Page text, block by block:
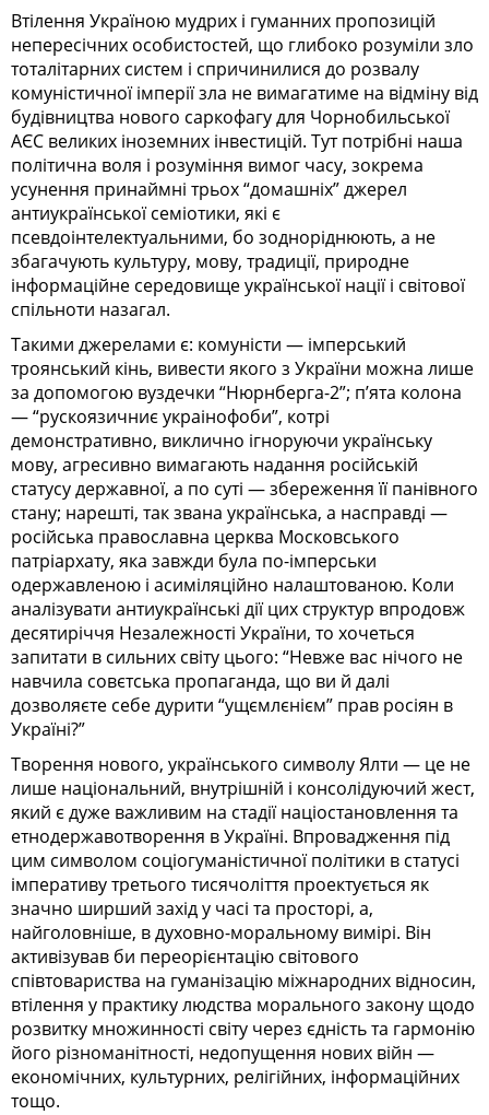
Втілення Україною мудрих і гуманних пропозицій
непересічних особистостей, що глибоко розуміли зло
тоталітарних систем і спричинилися до розвалу
комуністичної імперії зла не вимагатиме на відміну від
будівництва нового саркофагу для Чорнобильської
АЄС великих іноземних інвестицій. Тут потрібні наша
політична воля і розуміння вимог часу, зокрема
усунення принаймні трьох “домашніх” джерел
антиукраїнської семіотики, які є
псевдоінтелектуальними, бо зодноріднюють, а не
збагачують культуру, мову, традиції, природне
інформаційне середовище української нації і світової
спільноти назагал.
Такими джерелами є: комуністи — імперський
троянський кінь, вивести якого з України можна лише
за допомогою вуздечки “Нюрнберга-2”; п’ята колона
— “рускоязичниє украінофоби”, котрі
демонстративно, виклично ігноруючи українську
мову, агресивно вимагають надання російській
статусу державної, а по суті — збереження її панівного
стану; нарешті, так звана українська, а насправді —
російська православна церква Московського
патріархату, яка завжди була по-імперськи
одержавленою і асиміляційно налаштованою. Коли
аналізувати антиукраїнські дії цих структур впродовж
десятиріччя Незалежності України, то хочеться
запитати в сильних світу цього: “Невже вас нічого не
навчила совєтська пропаганда, що ви й далі
дозволяєте себе дурити “ущємлєнієм” прав росіян в
Україні?”
Творення нового, українського символу Ялти — це не
лише національний, внутрішній і консолідуючий жест,
який є дуже важливим на стадії націостановлення та
етнодержавотворення в Україні. Впровадження під
цим символом соціогуманістичної політики в статусі
імперативу третього тисячоліття проектується як
значно ширший захід у часі та просторі, а,
найголовніше, в духовно-моральному вимірі. Він
активізував би переорієнтацію світового
співтовариства на гуманізацію міжнародних відносин,
втілення у практику людства морального закону щодо
розвитку множинності світу через єдність та гармонію
його різноманітності, недопущення нових війн —
економічних, культурних, релігійних, інформаційних
тощо.